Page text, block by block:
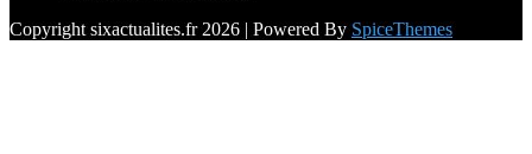
Copyright sixactualites.fr 2026 | Powered By SpiceThemes